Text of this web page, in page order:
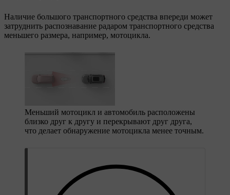
Наличие большого транспортного средства впереди может
затруднить распознавание радаром транспортного средства
меньшего размера, например, мотоцикла.
Меньший мотоцикл и автомобиль расположены
близко друг к другу и перекрывают друг друга,
что делает обнаружение мотоцикла менее точным.